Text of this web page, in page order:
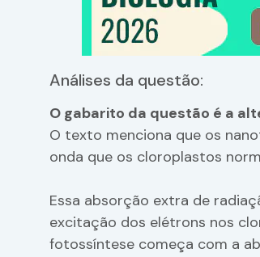
Análises da questão:
O gabarito da questão é a
O texto menciona que os
onda que os cloroplastos
Essa absorção extra de
excitação dos elétrons nos
fotossíntese começa com a